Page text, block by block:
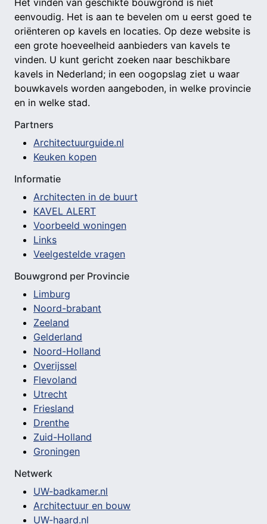
Het vinden van geschikte bouwgrond is niet
eenvoudig. Het is aan te bevelen om u eerst goed te
oriënteren op kavels en locaties. Op deze website is
een grote hoeveelheid aanbieders van kavels te
vinden. U kunt gericht zoeken naar beschikbare
kavels in Nederland; in een oogopslag ziet u waar
bouwkavels worden aangeboden, in welke provincie
en in welke stad.
Partners
Architectuurguide.nl
Keuken kopen
Informatie
Architecten in de buurt
KAVEL ALERT
Voorbeeld woningen
Links
Veelgestelde vragen
Bouwgrond per Provincie
Limburg
Noord-brabant
Zeeland
Gelderland
Noord-Holland
Overijssel
Flevoland
Utrecht
Friesland
Drenthe
Zuid-Holland
Groningen
Netwerk
UW-badkamer.nl
Architectuur en bouw
UW-haard.nl